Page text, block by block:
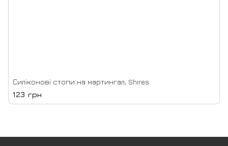
Силіконові стопи на мартингал, Shires
123 грн